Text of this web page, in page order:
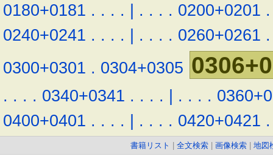
0180+0181 . . . . | . . . . 0200+0201 .
0240+0241 . . . . | . . . . 0260+0261 .
0300+0301 . 0304+0305
. . . . 0340+0341 . . . . | . . . .
0400+0401 . . . . | . . . . 0420+0421 .
書籍リスト 全文検索 画像検索 地図